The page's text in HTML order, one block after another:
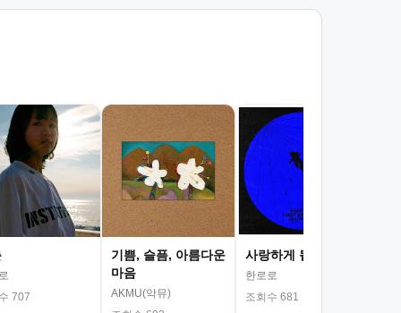
707
기쁨, 슬픔, 아름다운
마음
AKMU(악뮤)
사랑하게 될 거야
한로로
조회수 681